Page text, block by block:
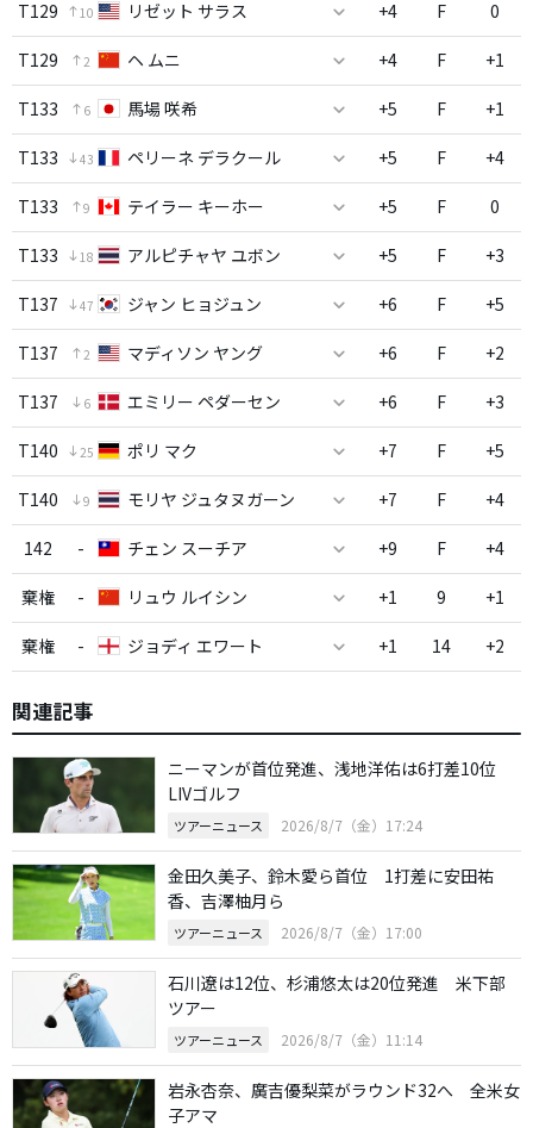
T129 10 リゼット サラス +4 F 0
T129 2 ヘ ムニ +4 F +1
T133 6 馬場 咲希 +5 F +1
T133 43 ペリーネ デラクール +5 F +4
T133 9 テイラー キーホー +5 F 0
T133 18 アルピチャヤ ユボン +5 F +3
T137 47 ジャン ヒョジュン +6 F +5
T137 2 マディソン ヤング +6 F +2
T137 6 エミリー ペダーセン +6 F +3
T140 25 ポリ マク +7 F +5
T140 9 モリヤ ジュタヌガーン +7 F +4
142 - チェン スーチア +9 F +4
棄権 - リュウ ルイシン +1 9 +1
棄権 - ジョディ エワート +1 14 +2
関連記事
ニーマンが首位発進、浅地洋佑は6打差10位
LIVゴルフ
ツアーニュース 2026/8/7（金）17:24
金田久美子、鈴木愛ら首位 1打差に安田祐
香、吉澤柚月ら
ツアーニュース 2026/8/7（金）17:00
石川遼は12位、杉浦悠太は20位発進 米下部
ツアー
ツアーニュース 2026/8/7（金）11:14
岩永杏奈、廣吉優梨菜がラウンド32へ 全米女
子アマ